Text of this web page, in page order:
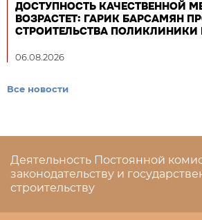
ДОСТУПНОСТЬ КАЧЕСТВЕННОЙ
ВОЗРАСТЕТ: ГАРИК БАРСАМЯН
СТРОИТЕЛЬСТВА ПОЛИКЛИНИКИ
06.08.2026
Все новости
Деятельность Постоянной
законодательству и
строительству